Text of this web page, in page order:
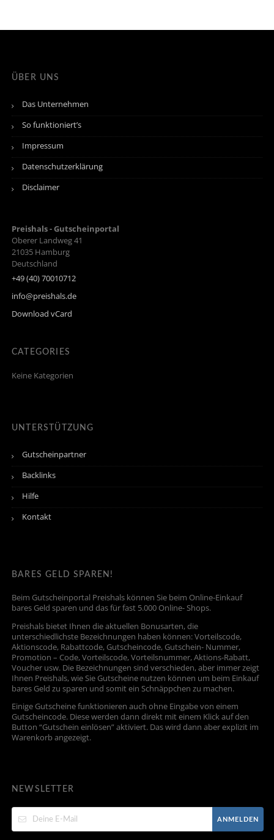
ÜBER UNS
Das Unternehmen
So funktioniert’s
Impressum
Datenschutzerklärung
Disclaimer
Preishals - Gutscheinportal
Oberer Landweg 41
21035 Hamburg
Deutschland
+49 (40) 70010712
info@preishals.de
Download vCard
CATEGORIES
Keine Kategorien
UNTERSTÜTZUNG
Gutscheinpartner
Backlinks
Hilfe
Kontakt
BARES GELD SPAREN!
Beim Gutscheinportal Preishals können Sie beim Online-Einkauf
bares Geld sparen und das für fast 5.000 Online- Shops.
Preishals bietet Ihnen die aktuellen Bonusarten, die
unterschiedlichste Bezeichnungen haben können: Vorteilscode,
Aktionscode, Rabattcode, Gutscheincode, Gutschein- Nummer,
Promotion – Code, Vorteilscode, Vorteilsnummer, Aktions-Rabatt,
Voucher usw. Die Bezeichnungen sind verschieden, aber immer zeigt
Ihnen Preishals, wie Sie Gutscheine nutzen können um beim Einkauf
bares Geld zu sparen und somit ein Schnäppchen zu machen.
Einige Gutscheine funktionieren auch ohne Eingabe von einem
Gutscheincode. Diese werden dann direkt mit einem Klick auf den
Button “Gutschein einlösen” aktiviert. Das wird dann aber explizit im
Warenkorb angezeigt.
NEWSLETTER
ANMELDEN